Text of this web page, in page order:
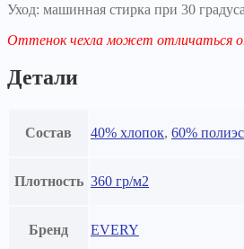
Уход: машинная стирка при 30
Оттенок чехла может отличаться
Детали
Состав 40% хлопок, 60%
Плотность 360 гр/м2
Бренд EVERY